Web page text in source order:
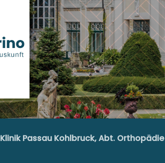
Klinik Passau Kohlbruck, Abt. Orthopädie